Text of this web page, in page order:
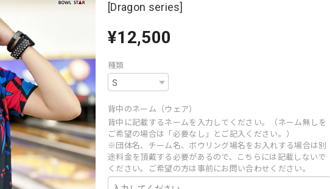
[Dragon series]
¥12,500
種類
背中のネーム（ウェア）
背中に記載するネームを入力してください。（ネーム無しを
ご希望の場合は「必要なし」とご記入ください。）
※団体名、チーム名、ボウリング場名をお入れする場合は別
途料金を頂戴する必要があるので、こちらには記載しないで
ください。ご希望の方は事前にお問い合わせください。